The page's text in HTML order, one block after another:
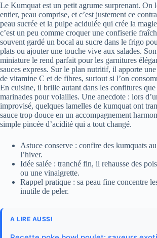
Le Kumquat est un petit agrume surprenant. On
entier, peau comprise, et c’est justement ce
peau sucrée et la pulpe acidulée qui crée la
c’est un peu comme croquer une confiserie
souvent gardé un bocal au sucre dans le frigo
plats ou ajouter une touche vive aux salades.
miniature le rend parfait pour les garnitures
sauces express. Sur le plan nutritif, il apporte
de vitamine C et de fibres, surtout si l’on
En cuisine, il brille autant dans les confitures que
marinades pour volailles. Une anecdote : lors
improvisé, quelques lamelles de kumquat ont
sauce trop douce en un accompagnement
simple pincée d’acidité qui a tout changé.
Astuce conserve : confire des kumquats
l’hiver.
Idée salée : tranché fin, il rehausse des
ou une vinaigrette.
Rappel pratique : sa peau fine concentre
inutile de peler.
A LIRE AUSSI